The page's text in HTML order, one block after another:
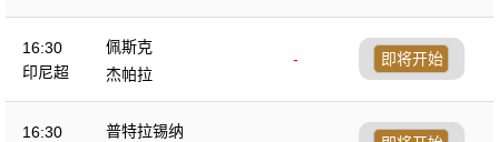
女足
16:30
印尼超
佩斯克
-
杰帕拉
即将开始
16:30
普特拉锡纳